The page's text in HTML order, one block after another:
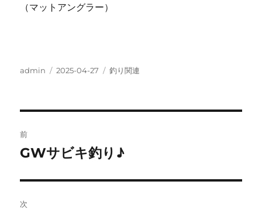
（マットアングラー）
投
admin
投
2025-04-27
カ
釣り関連
稿
ビ
前
前
投
稿:
GWサビキ釣り♪
次